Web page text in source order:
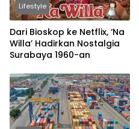
Lifestyle
Dari Bioskop ke Netflix, ‘Na
Willa’ Hadirkan Nostalgia
Surabaya 1960-an